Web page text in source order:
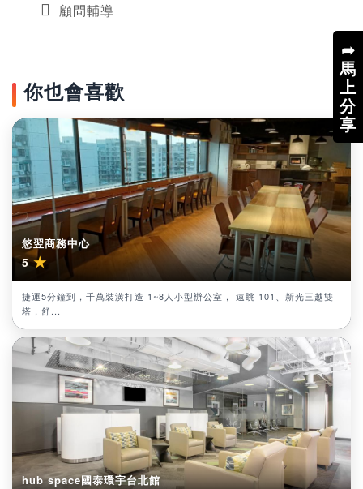
➦
馬
上
分
享
顧問輔導
你也會喜歡
悠翌商務中心
5★
捷運5分鐘到，千萬裝潢打造 1~8人小型辦公室， 遠眺 101、新光三越雙
塔，舒...
hub space國泰環宇台北館